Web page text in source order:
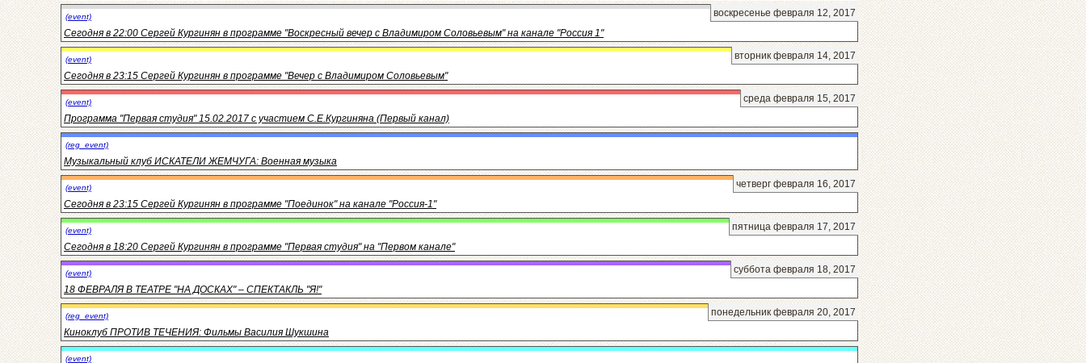
воскресенье февраля 12, 2017
(event)
Сегодня в 22:00 Сергей Кургинян в программе "Воскресный вечер с Владимиром Соловьевым" на канале "Россия 1"
вторник февраля 14, 2017
(event)
Сегодня в 23:15 Сергей Кургинян в программе "Вечер с Владимиром Соловьевым"
среда февраля 15, 2017
(event)
Программа "Первая студия" 15.02.2017 с участием С.Е.Кургиняна (Первый канал)
(reg_event)
Музыкальный клуб ИСКАТЕЛИ ЖЕМЧУГА: Военная музыка
четверг февраля 16, 2017
(event)
Сегодня в 23:15 Сергей Кургинян в программе "Поединок" на канале "Россия-1"
пятница февраля 17, 2017
(event)
Сегодня в 18:20 Сергей Кургинян в программе "Первая студия" на "Первом канале"
суббота февраля 18, 2017
(event)
18 ФЕВРАЛЯ В ТЕАТРЕ "НА ДОСКАХ" – СПЕКТАКЛЬ "Я!"
понедельник февраля 20, 2017
(reg_event)
Киноклуб ПРОТИВ ТЕЧЕНИЯ: Фильмы Василия Шукшина
(event)